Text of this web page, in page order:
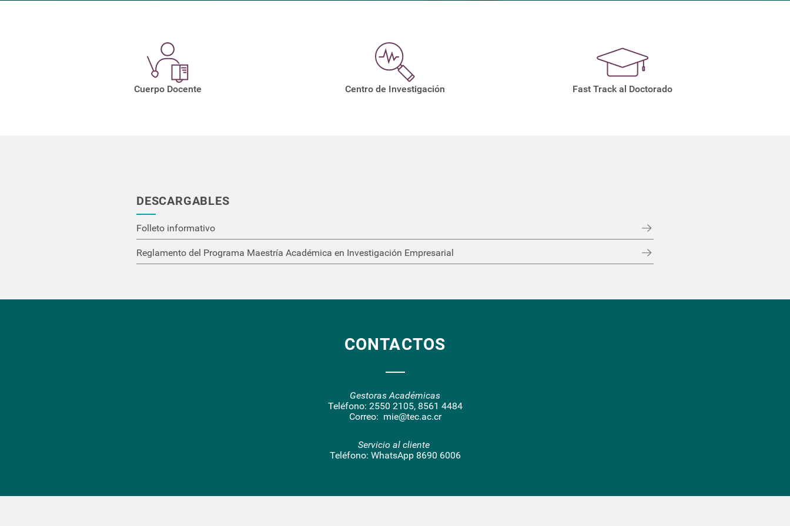
Cuerpo Docente Centro de Investigación Fast Track al Doctorado
DESCARGABLES
Folleto informativo
Reglamento del Programa Maestría Académica en Investigación Empresarial
CONTACTOS
Gestoras Académicas
Teléfono: 2550 2105, 8561 4484
Correo: mie@tec.ac.cr
Servicio al cliente
Teléfono: WhatsApp 8690 6006